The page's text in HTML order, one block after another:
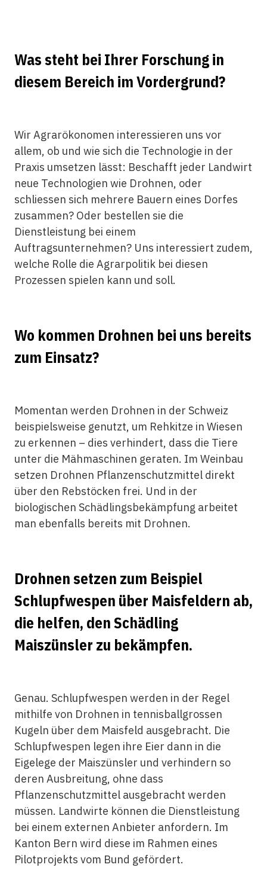
Was steht bei Ihrer Forschung in
diesem Bereich im Vordergrund?
Wir Agrarökonomen interessieren uns vor
allem, ob und wie sich die Technologie in der
Praxis umsetzen lässt: Beschafft jeder Landwirt
neue Technologien wie Drohnen, oder
schliessen sich mehrere Bauern eines Dorfes
zusammen? Oder bestellen sie die
Dienstleistung bei einem
Auftragsunternehmen? Uns interessiert zudem,
welche Rolle die Agrarpolitik bei diesen
Prozessen spielen kann und soll.
Wo kommen Drohnen bei uns bereits
zum Einsatz?
Momentan werden Drohnen in der Schweiz
beispielsweise genutzt, um Rehkitze in Wiesen
zu erkennen – dies verhindert, dass die Tiere
unter die Mähmaschinen geraten. Im Weinbau
setzen Drohnen Pflanzenschutzmittel direkt
über den Rebstöcken frei. Und in der
biologischen Schädlingsbekämpfung arbeitet
man ebenfalls bereits mit Drohnen.
Drohnen setzen zum Beispiel
Schlupfwespen über Maisfeldern ab,
die helfen, den Schädling
Maiszünsler zu bekämpfen.
Genau. Schlupfwespen werden in der Regel
mithilfe von Drohnen in tennisballgrossen
Kugeln über dem Maisfeld ausgebracht. Die
Schlupfwespen legen ihre Eier dann in die
Eigelege der Maiszünsler und verhindern so
deren Ausbreitung, ohne dass
Pflanzenschutzmittel ausgebracht werden
müssen. Landwirte können die Dienstleistung
bei einem externen Anbieter anfordern. Im
Kanton Bern wird diese im Rahmen eines
Pilotprojekts vom Bund gefördert.